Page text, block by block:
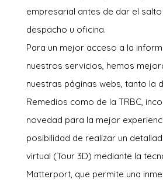
empresarial antes de dar el salto
despacho u oficina.
Para un mejor acceso a la
nuestros servicios, hemos
nuestras páginas webs, tanto la
Remedios como de la TRBC,
novedad para la mejor
posibilidad de realizar un
virtual (Tour 3D) mediante la
Matterport, que permite una